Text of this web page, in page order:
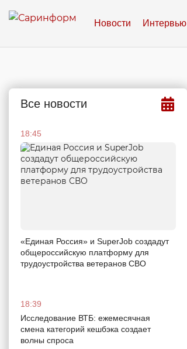
Новости Интервью
Все новости
18:45
«Единая Россия» и SuperJob создадут
общероссийскую платформу для
трудоустройства ветеранов СВО
18:39
Исследование ВТБ: ежемесячная
смена категорий кешбэка создает
волны спроса